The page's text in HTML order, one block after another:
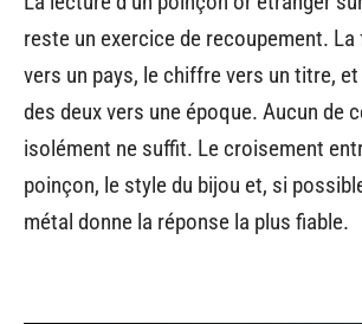
reste un exercice de recoupement.
vers un pays, le chiffre vers un titre,
des deux vers une époque. Aucun de
isolément ne suffit. Le croisement
poinçon, le style du bijou et, si
métal donne la réponse la plus fiable.